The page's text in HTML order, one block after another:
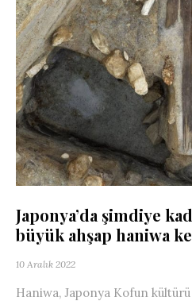
Japonya’da şimdiye
büyük ahşap haniwa
10 Aralık 2022
Haniwa, Japonya Kofun